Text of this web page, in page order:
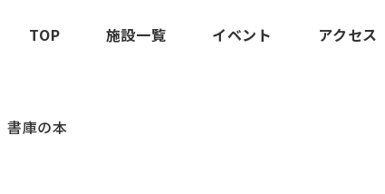
TOP 施設一覧 イベント アクセス
庫の本